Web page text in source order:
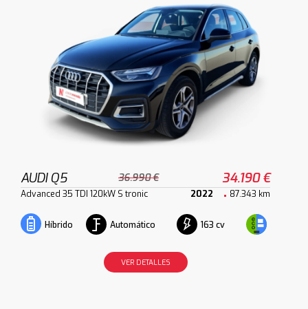
AUDI Q5 36.990 € 34.190 €
Advanced 35 TDI 120kW S tronic 2022 87.343 km
Híbrido Automático 163 cv
VER DETALLES